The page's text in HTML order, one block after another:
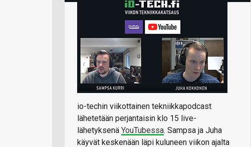
io-techin viikottainen tekniikkapodcast
lähetetään perjantaisin klo 15 live-
lähetyksenä YouTubessa. Sampsa ja Juha
käyvät keskenään läpi kuluneen viikon ajalta